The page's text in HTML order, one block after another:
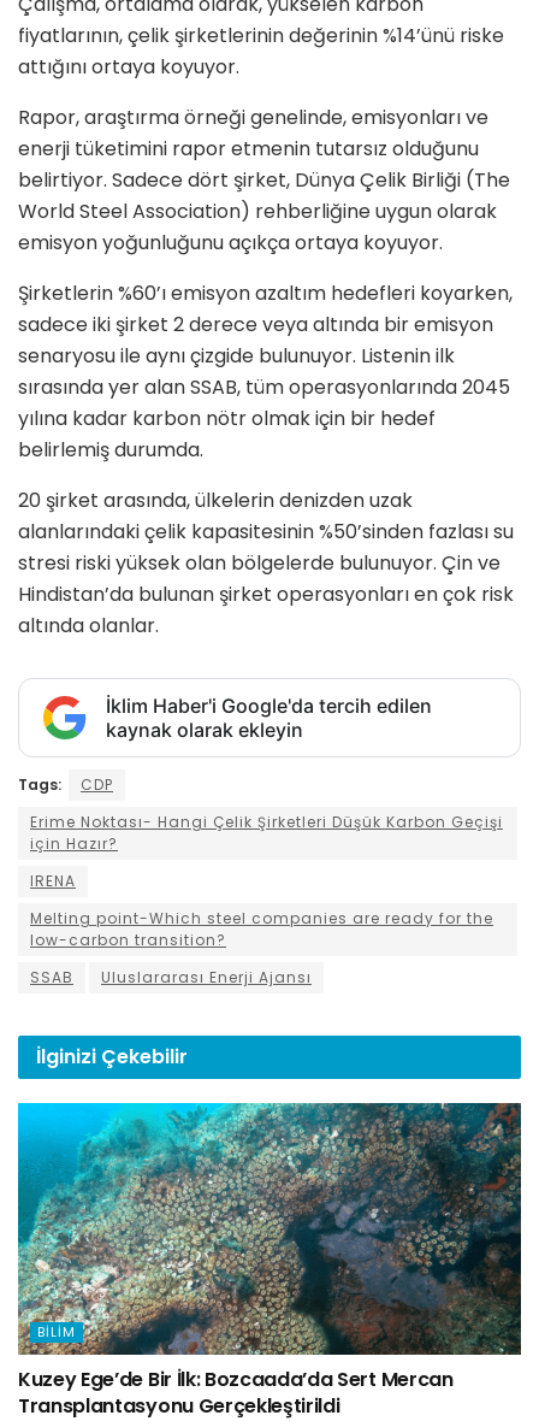
fiyatlarının, çelik şirketlerinin değerinin %14’ünü riske
attığını ortaya koyuyor.
Rapor, araştırma örneği genelinde, emisyonları ve
enerji tüketimini rapor etmenin tutarsız olduğunu
belirtiyor. Sadece dört şirket, Dünya Çelik Birliği (The
World Steel Association) rehberliğine uygun olarak
emisyon yoğunluğunu açıkça ortaya koyuyor.
Şirketlerin %60’ı emisyon azaltım hedefleri koyarken,
sadece iki şirket 2 derece veya altında bir emisyon
senaryosu ile aynı çizgide bulunuyor. Listenin ilk
sırasında yer alan SSAB, tüm operasyonlarında 2045
yılına kadar karbon nötr olmak için bir hedef
belirlemiş durumda.
20 şirket arasında, ülkelerin denizden uzak
alanlarındaki çelik kapasitesinin %50’sinden fazlası su
stresi riski yüksek olan bölgelerde bulunuyor. Çin ve
Hindistan’da bulunan şirket operasyonları en çok risk
altında olanlar.
İklim Haber'i Google'da tercih edilen
kaynak olarak ekleyin
Tags:
CDP
Erime Noktası- Hangi Çelik Şirketleri Düşük Karbon Geçişi
için Hazır?
IRENA
Melting point-Which steel companies are ready for the
low-carbon transition?
SSAB
Uluslararası Enerji Ajansı
İlginizi Çekebilir
BILIM
Kuzey Ege’de Bir İlk: Bozcaada’da Sert Mercan
Transplantasyonu Gerçekleştirildi